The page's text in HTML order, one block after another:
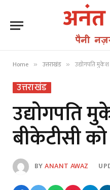
Home » उत्तराखंड » उद्योगपति
उत्तराखंड
उद्योगपति
बीकेटीसी
BYANANT AWAZ